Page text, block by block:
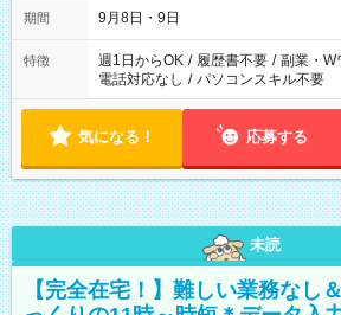
期間 9月8日・9日
特徴 週1日からOK / 履歴書不要 / 副業・W
電話対応なし / パソコンスキル不要
気になる！ 応募する
未読
【完全在宅！】難しい業務なし